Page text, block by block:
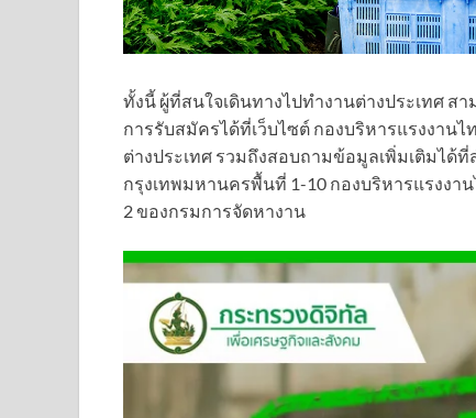
ทั้งนี้ ผู้ที่สนใจเดินทางไปทำงานต่างประเทศ ส
การรับสมัครได้ที่เว็บไซต์ กองบริหารแรงงานไ
ต่างประเทศ รวมถึงสอบถามข้อมูลเพิ่มเติมได้
กรุงเทพมหานครพื้นที่ 1-10 กองบริหารแรงงา
2 ของกรมการจัดหางาน